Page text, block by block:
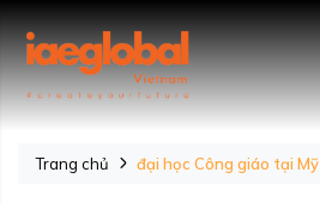
Trang chủ đại học Công giáo tại Mỹ